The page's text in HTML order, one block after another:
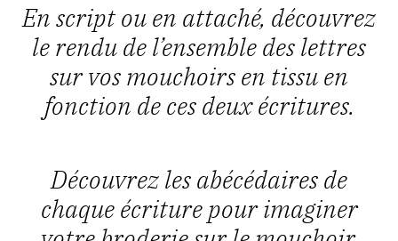
En script ou en attaché, découvrez
le rendu de l’ensemble des lettres
sur vos mouchoirs en tissu en
fonction de ces deux écritures.
Découvrez les abécédaires de
chaque écriture pour imaginer